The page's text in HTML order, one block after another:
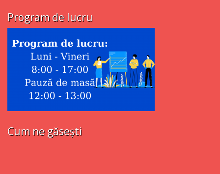
Program de lucru
Cum ne găsești